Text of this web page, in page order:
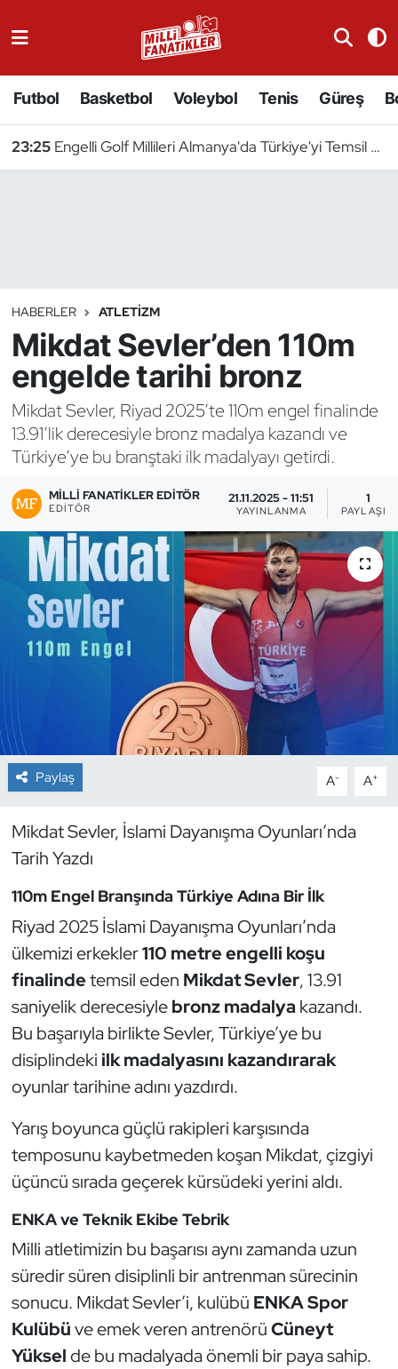
Futbol Basketbol Voleybol Tenis Güreş
23:25 Engelli Golf Millileri Almanya'da Türkiye'yi Temsil Edecek
HABERLER ATLETIZM
Mikdat Sevler’den 110m
engelde tarihi bronz
Mikdat Sevler, Riyad 2025’te 110m engel finalinde
13.91’lik derecesiyle bronz madalya kazandı ve
Türkiye’ye bu branştaki ilk madalyayı getirdi.
MILLI FANATIKLER EDITÖR
EDITÖR
21.11.2025 - 11:51
YAYINLANMA
1
PAYLAŞIM
Paylaş A- A+
Mikdat Sevler, İslami Dayanışma Oyunları’nda
Tarih Yazdı
110m Engel Branşında Türkiye Adına Bir İlk
Riyad 2025 İslami Dayanışma Oyunları’nda
ülkemizi erkekler110 metre engelli koşu
finalindetemsil eden Mikdat Sevler, 13.91
saniyelik derecesiylebronz madalyakazandı.
Bu başarıyla birlikte Sevler, Türkiye’ye bu
disiplindeki ilk madalyasını kazandırarak
oyunlar tarihine adını yazdırdı.
Yarış boyunca güçlü rakipleri karşısında
temposunu kaybetmeden koşan Mikdat, çizgiyi
üçüncü sırada geçerek kürsüdeki yerini aldı.
ENKA ve Teknik Ekibe Tebrik
Milli atletimizin bu başarısı aynı zamanda uzun
süredir süren disiplinli bir antrenman sürecinin
sonucu. Mikdat Sevler’i, kulübü ENKA Spor
Kulübüve emek veren antrenörüCüneyt
Yükselde bu madalyada önemli bir paya sahip.
Badminton
Binicilik
Bisiklet
Bocce Bowling Dart
Buz Hokeyi
Buz Pateni
Çim Hokeyi
Dağcılık
Dans Sporları
E-Spor
Eskrim
Futbol
Futsal
Golf
Halter
Hava Sporları
Hentbol